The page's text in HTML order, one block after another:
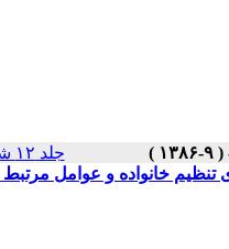
جلد ۱۲ شماره ۳۴ صفحات ۱۹-۱۱
خانواده و عوامل مرتبط با